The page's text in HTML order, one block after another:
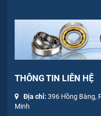
THÔNG TIN LIÊN HỆ
Địa chỉ: 396 Hồng Bàng,
Minh